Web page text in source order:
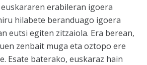
erabileran igoera
hilabete beranduago igoera
eutsi egiten zitzaiola. Era berean,
zenbait muga eta oztopo ere
Esate baterako, euskaraz hain